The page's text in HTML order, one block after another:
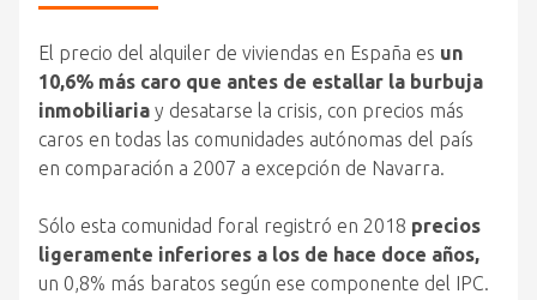
El precio del alquiler de viviendas en España es un
10,6% más caro que antes de estallar la burbuja
inmobiliaria y desatarse la crisis, con precios más
caros en todas las comunidades autónomas del país
en comparación a 2007 a excepción de Navarra.
Sólo esta comunidad foral registró en 2018 precios
ligeramente inferiores a los de hace doce años,
un 0,8% más baratos según ese componente del IPC.